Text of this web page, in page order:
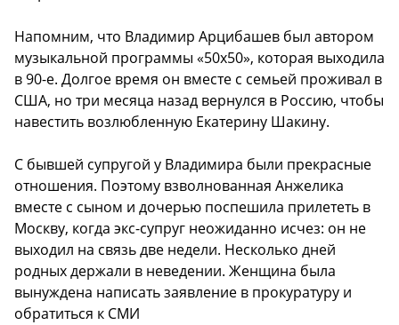
Напомним, что Владимир Арцибашев был автором
музыкальной программы «50х50», которая выходила
в 90-е. Долгое время он вместе с семьей проживал в
США, но три месяца назад вернулся в Россию, чтобы
навестить возлюбленную Екатерину Шакину.
С бывшей супругой у Владимира были прекрасные
отношения. Поэтому взволнованная Анжелика
вместе с сыном и дочерью поспешила прилететь в
Москву, когда экс-супруг неожиданно исчез: он не
выходил на связь две недели. Несколько дней
родных держали в неведении. Женщина была
вынуждена написать заявление в прокуратуру и
обратиться к СМИ